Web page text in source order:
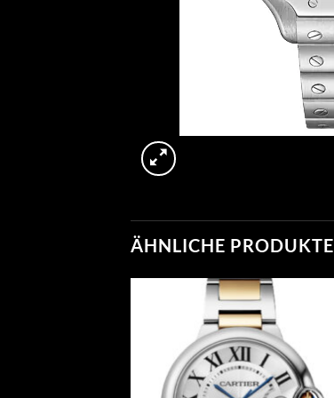
ÄHNLICHE PRODUKTE